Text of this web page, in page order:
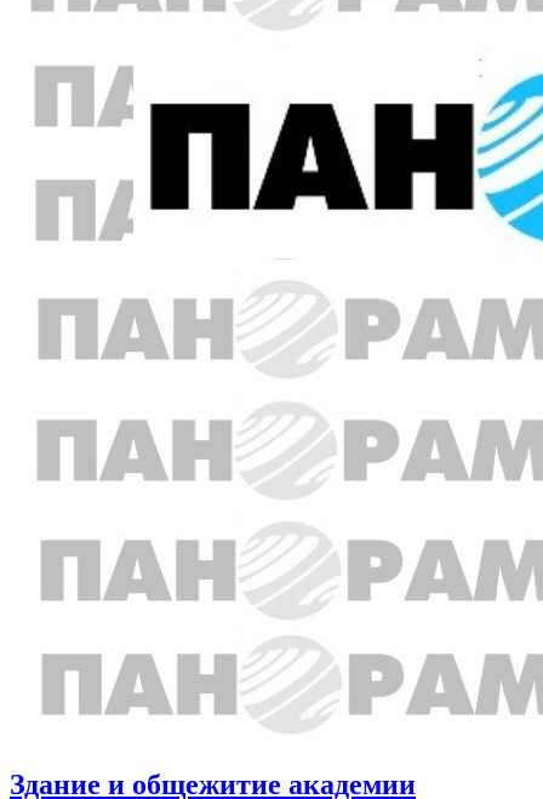
Здание и общежитие академии